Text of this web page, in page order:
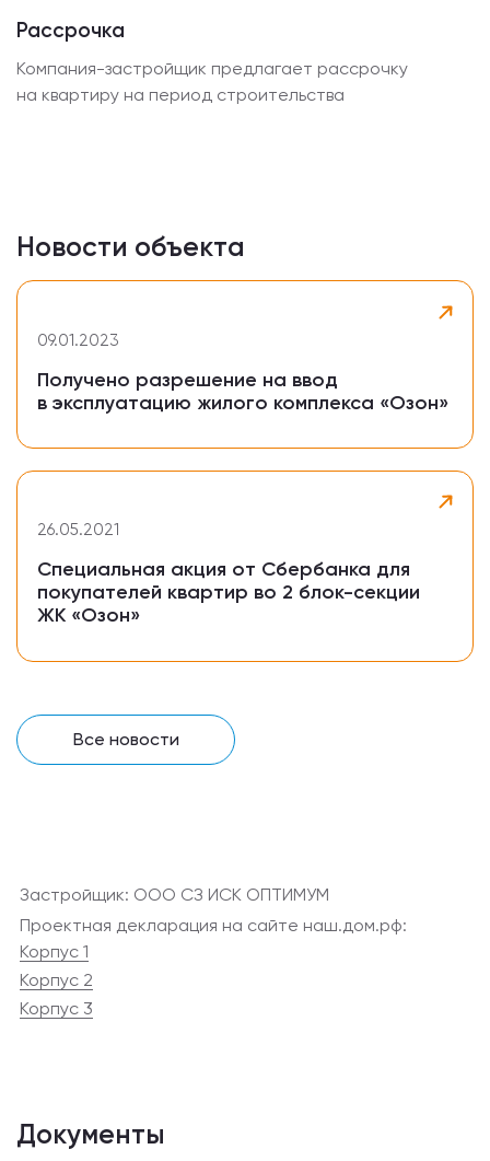
Рассрочка
Компания-застройщик предлагает рассрочку
на квартиру на период строительства
Новости объекта
09.01.2023
Получено разрешение на ввод
в эксплуатацию жилого комплекса «Озон»
26.05.2021
Специальная акция от Сбербанка для
покупателей квартир во 2 блок-секции
ЖК «Озон»
Все новости
Застройщик: ООО СЗ ИСК ОПТИМУМ
Проектная декларация на сайте наш.дом.рф:
Корпус 1
Корпус 2
Корпус 3
Документы